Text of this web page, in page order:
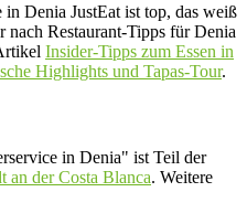
Denia JustEat ist top, das weiß
nach Restaurant-Tipps für Denia
Insider-Tipps zum Essen in
Highlights und Tapas-Tour.
in Denia" ist Teil der
an der Costa Blanca. Weitere